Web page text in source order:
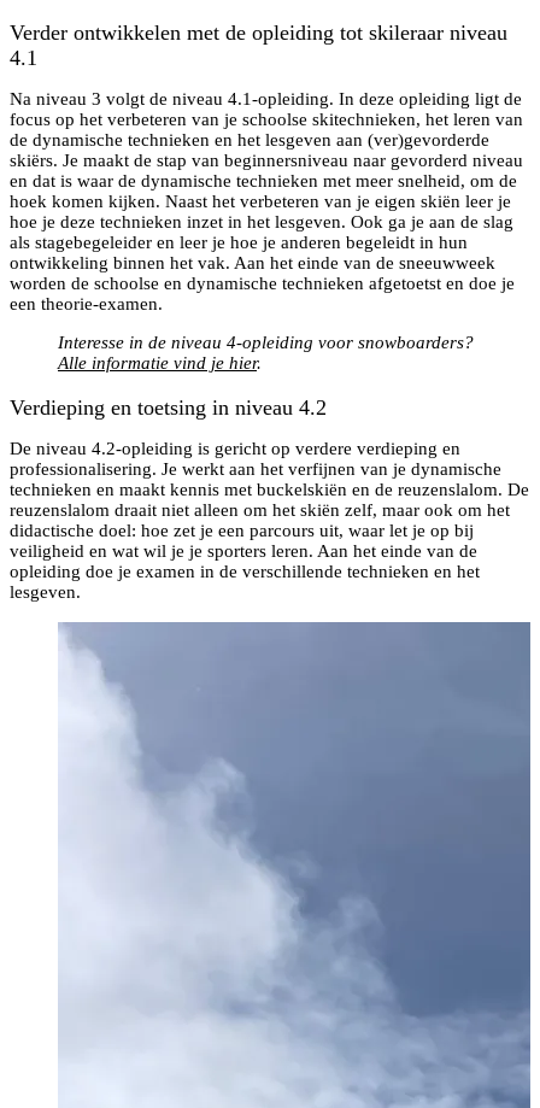
Verder ontwikkelen met de opleiding tot skileraar niveau
4.1
Na niveau 3 volgt de niveau 4.1-opleiding. In deze opleiding ligt de
focus op het verbeteren van je schoolse skitechnieken, het leren van
de dynamische technieken en het lesgeven aan (ver)gevorderde
skiërs. Je maakt de stap van beginnersniveau naar gevorderd niveau
en dat is waar de dynamische technieken met meer snelheid, om de
hoek komen kijken. Naast het verbeteren van je eigen skiën leer je
hoe je deze technieken inzet in het lesgeven. Ook ga je aan de slag
als stagebegeleider en leer je hoe je anderen begeleidt in hun
ontwikkeling binnen het vak. Aan het einde van de sneeuwweek
worden de schoolse en dynamische technieken afgetoetst en doe je
een theorie-examen.
Interesse in de niveau 4-opleiding voor snowboarders?
Alle informatie vind je hier.
Verdieping en toetsing in niveau 4.2
De niveau 4.2-opleiding is gericht op verdere verdieping en
professionalisering. Je werkt aan het verfijnen van je dynamische
technieken en maakt kennis met buckelskiën en de reuzenslalom. De
reuzenslalom draait niet alleen om het skiën zelf, maar ook om het
didactische doel: hoe zet je een parcours uit, waar let je op bij
veiligheid en wat wil je je sporters leren. Aan het einde van de
opleiding doe je examen in de verschillende technieken en het
lesgeven.